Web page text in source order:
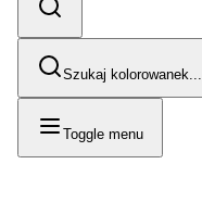
Szukaj kolorowanek...
Toggle menu